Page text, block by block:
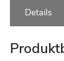
Details